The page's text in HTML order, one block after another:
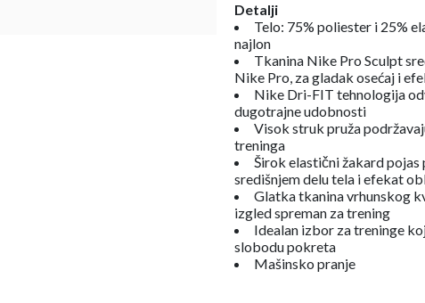
Detalji
Telo: 75% poliester i 25%
najlon
Tkanina Nike Pro Sculpt
Nike Pro, za gladak osećaj i
Nike Dri-FIT tehnologija
dugotrajne udobnosti
Visok struk pruža
treninga
Širok elastični žakard
središnjem delu tela i efekat
Glatka tkanina vrhunskog
izgled spreman za trening
Idealan izbor za treninge
slobodu pokreta
Mašinsko pranje